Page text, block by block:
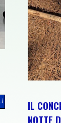
CIP E
IL
NOTTE